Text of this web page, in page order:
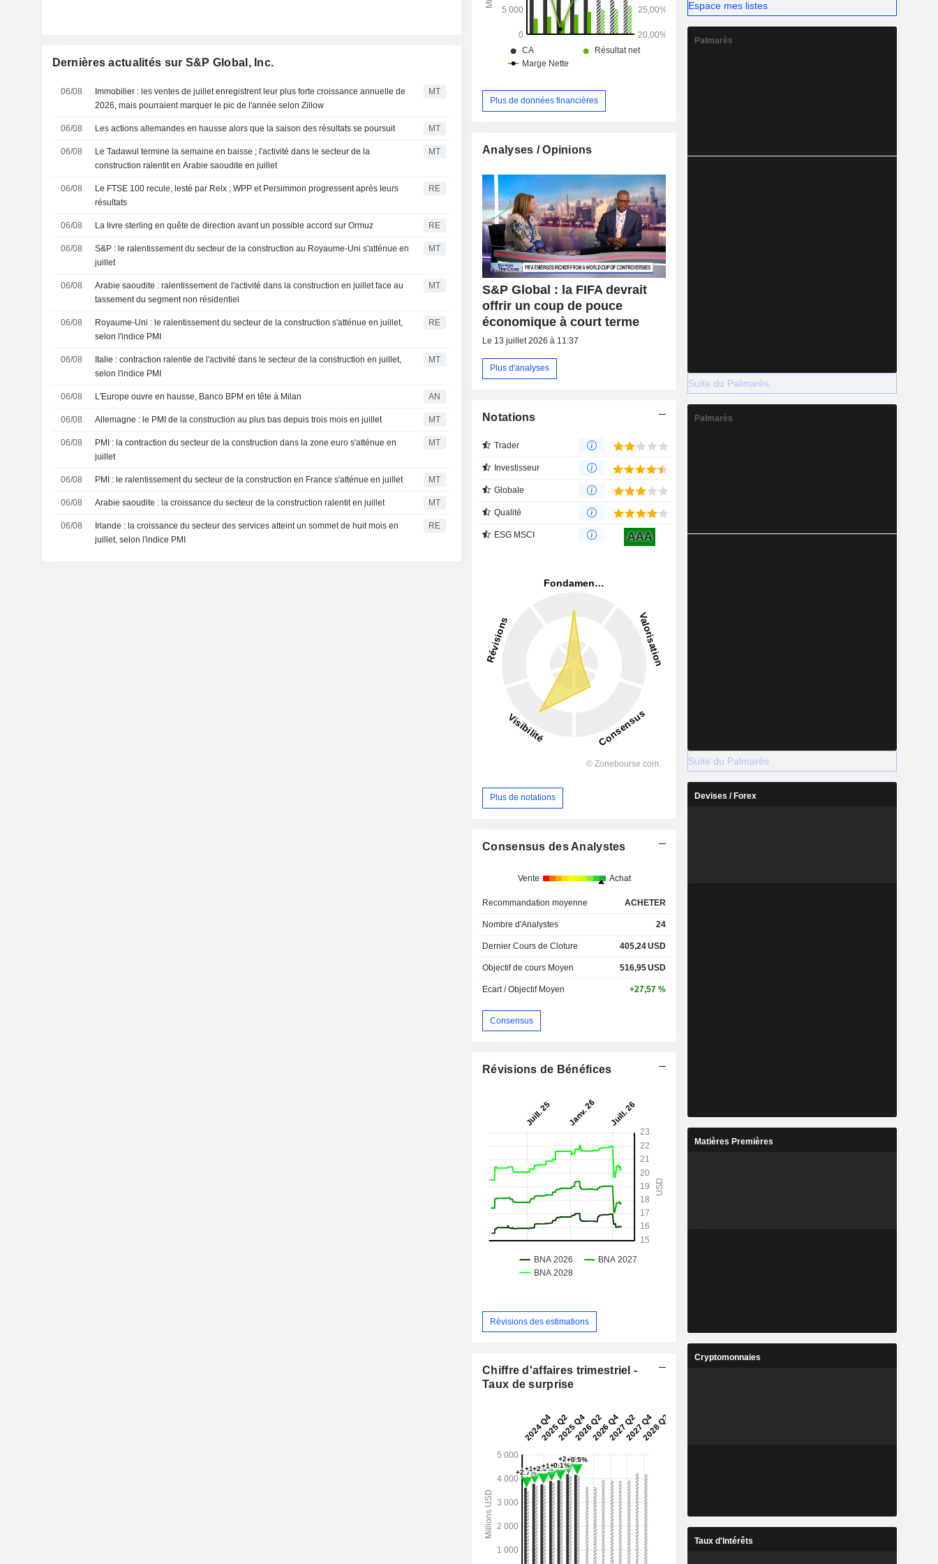
Dernières actualités sur S&P Global, Inc.
06/08
Immobilier : les ventes de juillet enregistrent leur plus forte croissance annuelle de
2026, mais pourraient marquer le pic de l'année selon Zillow
MT
06/08 Les actions allemandes en hausse alors que la saison des résultats se poursuit MT
06/08
Le Tadawul termine la semaine en baisse ; l'activité dans le secteur de la
construction ralentit en Arabie saoudite en juillet
MT
06/08
Le FTSE 100 recule, lesté par Relx ; WPP et Persimmon progressent après leurs
résultats
RE
06/08 La livre sterling en quête de direction avant un possible accord sur Ormuz RE
06/08
S&P : le ralentissement du secteur de la construction au Royaume-Uni s'atténue en
juillet
MT
06/08
Arabie saoudite : ralentissement de l'activité dans la construction en juillet face au
tassement du segment non résidentiel
MT
06/08
Royaume-Uni : le ralentissement du secteur de la construction s'atténue en juillet,
selon l'indice PMI
RE
06/08
Italie : contraction ralentie de l'activité dans le secteur de la construction en juillet,
selon l'indice PMI
MT
06/08 L'Europe ouvre en hausse, Banco BPM en tête à Milan AN
06/08 Allemagne : le PMI de la construction au plus bas depuis trois mois en juillet MT
06/08
PMI : la contraction du secteur de la construction dans la zone euro s'atténue en
juillet
MT
06/08 PMI : le ralentissement du secteur de la construction en France s'atténue en juillet MT
06/08 Arabie saoudite : la croissance du secteur de la construction ralentit en juillet MT
06/08
Irlande : la croissance du secteur des services atteint un sommet de huit mois en
juillet, selon l'indice PMI
RE
Plus de données financières
Analyses / Opinions
S&P Global : la FIFA devrait
offrir un coup de pouce
économique à court terme
Le 13 juillet 2026 à 11:37
Plus d'analyses
Notations
Trader
Investisseur
Globale
Qualité
ESG MSCI AAA
Plus de notations
Consensus des Analystes
Vente Achat
Recommandation moyenne ACHETER
Nombre d'Analystes 24
Dernier Cours de Cloture 405,24USD
Objectif de cours Moyen 516,95USD
Ecart / Objectif Moyen +27,57 %
Consensus
Révisions de Bénéfices
Révisions des estimations
Chiffre d'affaires trimestriel -
Taux de surprise
Espace mes listes
Palmarès
Suite du Palmarès
Palmarès
Suite du Palmarès
Devises / Forex
Matières Premières
Cryptomonnaies
Taux d'Intérêts